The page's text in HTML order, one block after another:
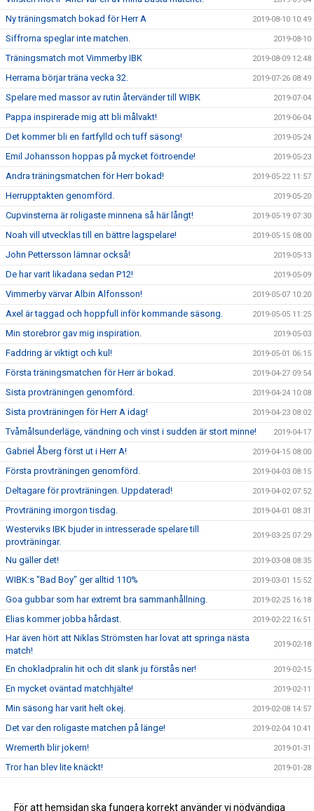
Ny träningsmatch bokad för Herr A 2019-08-10 10:49
Siffrorna speglar inte matchen. 2019-08-10
Träningsmatch mot Vimmerby IBK 2019-08-09 12:48
Herrarna börjar träna vecka 32. 2019-07-26 08:49
Spelare med massor av rutin återvänder till WIBK 2019-07-04
Pappa inspirerade mig att bli målvakt! 2019-06-04
Det kommer bli en fartfylld och tuff säsong! 2019-05-24
Emil Johansson hoppas på mycket förtroende! 2019-05-23
Andra träningsmatchen för Herr bokad! 2019-05-22 11:57
Herrupptakten genomförd. 2019-05-20
Cupvinsterna är roligaste minnena så här långt! 2019-05-19 07:30
Noah vill utvecklas till en bättre lagspelare! 2019-05-15 08:00
John Pettersson lämnar också! 2019-05-13
De har varit likadana sedan P12! 2019-05-09
Vimmerby värvar Albin Alfonsson! 2019-05-07 10:20
Axel är taggad och hoppfull inför kommande säsong. 2019-05-05 11:25
Min storebror gav mig inspiration. 2019-05-03
Faddring är viktigt och kul! 2019-05-01 06:15
Första träningsmatchen för Herr är bokad. 2019-04-27 09:54
Sista provträningen genomförd. 2019-04-24 10:08
Sista provträningen för Herr A idag! 2019-04-23 08:02
Tvåmålsunderläge, vändning och vinst i sudden är stort minne! 2019-04-17
Gabriel Åberg först ut i Herr A! 2019-04-15 08:00
Första provträningen genomförd. 2019-04-03 08:15
Deltagare för provträningen. Uppdaterad! 2019-04-02 07:52
Provträning imorgon tisdag. 2019-04-01 08:31
Westerviks IBK bjuder in intresserade spelare till
provträningar.
2019-03-25 07:29
Nu gäller det! 2019-03-08 08:35
WIBK:s "Bad Boy" ger alltid 110% 2019-03-01 15:52
Goa gubbar som har extremt bra sammanhållning. 2019-02-25 16:18
Elias kommer jobba hårdast. 2019-02-22 16:51
Har även hört att Niklas Strömsten har lovat att springa nästa
match!
2019-02-18
En chokladpralin hit och dit slank ju förstås ner! 2019-02-15
En mycket oväntad matchhjälte! 2019-02-11
Min säsong har varit helt okej. 2019-02-08 14:57
Det var den roligaste matchen på länge! 2019-02-04 10:41
Wremerth blir jokern! 2019-01-31
Tror han blev lite knäckt! 2019-01-28
Husqvarna står på andra sidan på söndag. 2019-01-15 12:40
För att hemsidan ska fungera korrekt använder vi nödvändiga